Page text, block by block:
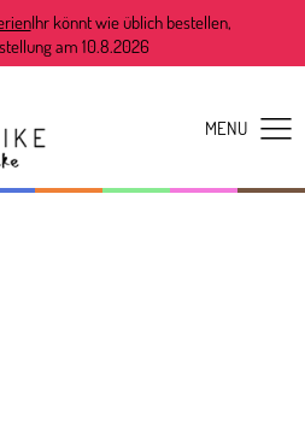
Ihr könnt wie üblich bestellen,
am 10.8.2026